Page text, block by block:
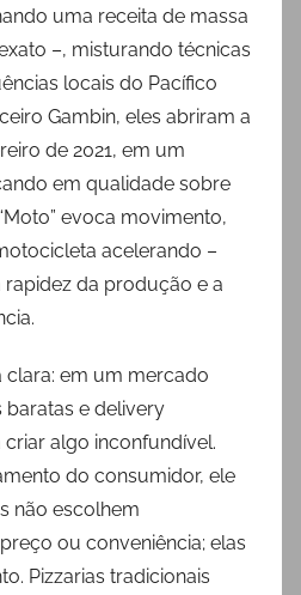
uma receita de massa
–, misturando técnicas
locais do Pacífico
Gambin, eles abriram a
de 2021, em um
em qualidade sobre
evoca movimento,
acelerando –
da produção e a
clara: em um mercado
baratas e delivery
algo inconfundível.
do consumidor, ele
não escolhem
ou conveniência; elas
Pizzarias tradicionais